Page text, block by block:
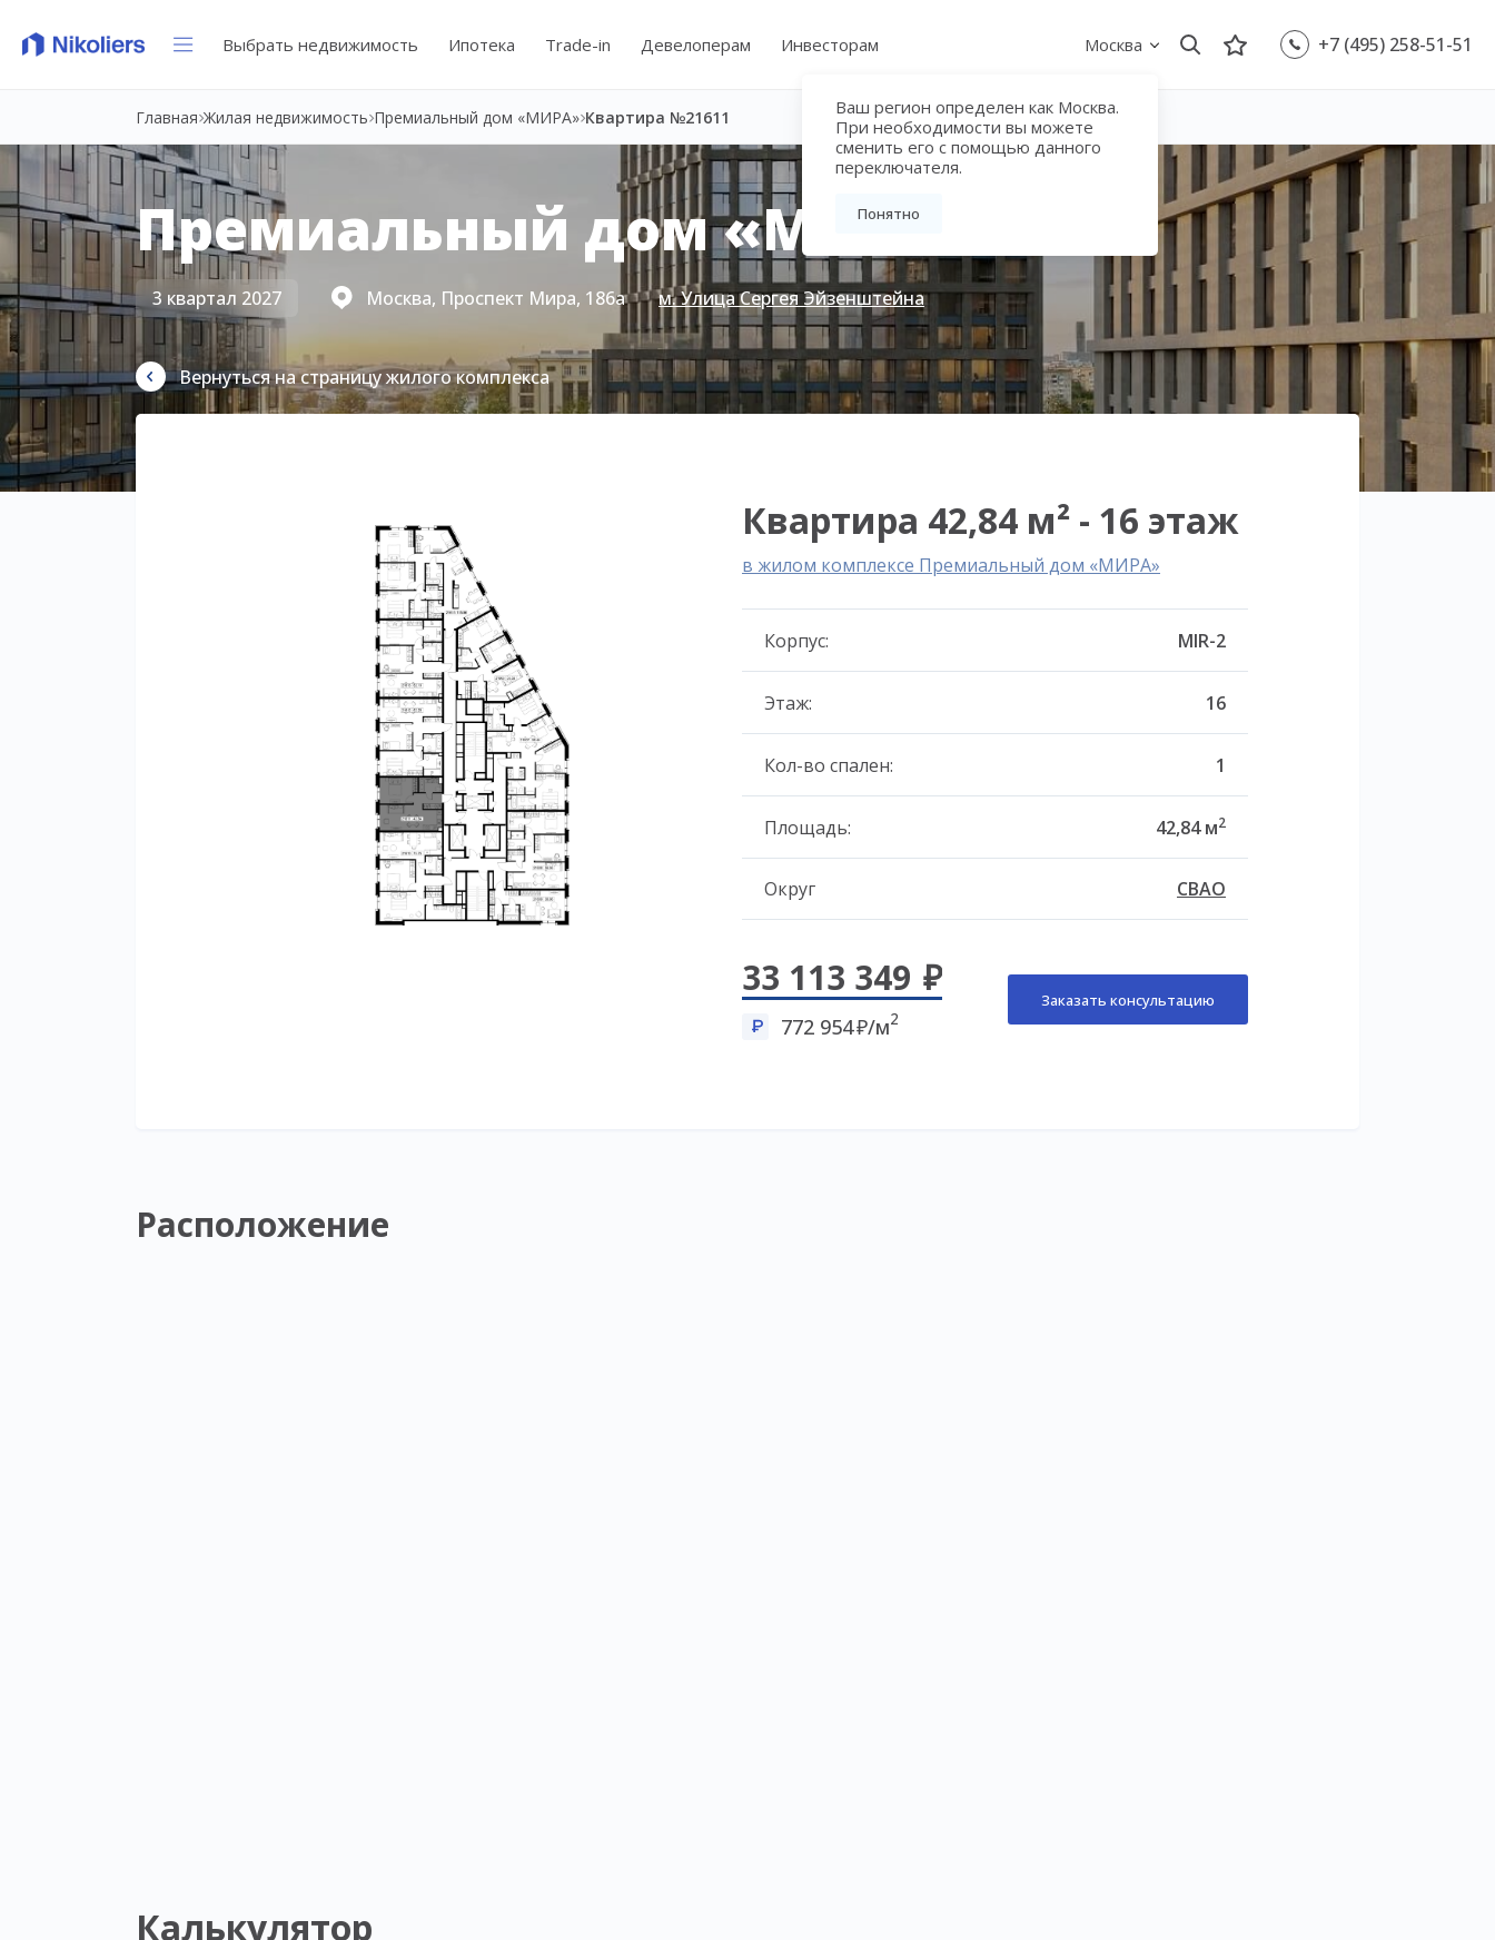
Выбрать недвижимость Ипотека Trade-in Девелоперам Инвесторам Москва
Ваш регион определен как Москва.
При необходимости вы можете
сменить его с помощью данного
переключателя.
Понятно
+7 (495) 258-51-51
Главная Жилая недвижимость Премиальный дом «МИРА» Квартира №21611
Премиальный дом «МИРА»
3 квартал 2027 Москва, Проспект Мира, 186а м. Улица Сергея Эйзенштейна
Вернуться на страницу жилого комплекса
Квартира 42,84 м² - 16 этаж
в жилом комплексе Премиальный дом «МИРА»
Корпус: MIR-2
Этаж: 16
Кол-во спален: 1
Площадь: 42,84 м2
Округ СВАО
33 113 349
772 954 /м2
Заказать консультацию
Расположение
Калькулятор